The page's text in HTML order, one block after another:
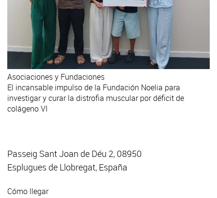
Asociaciones y Fundaciones
El incansable impulso de la Fundación Noelia para
investigar y curar la distrofia muscular por déficit de
colágeno VI
Passeig Sant Joan de Déu 2, 08950
Esplugues de Llobregat, España
Cómo llegar